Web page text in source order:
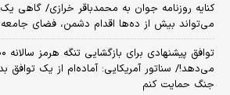
کنایه روزنامه جوان به محمدباقر خرازی/ گاهی
می‌تواند بیش از ده‌ها اقدام دشمن، فضای جامعه
می‌دهد!/ سناتور آمریکایی: آماده‌ام از یک توافق
جنگ حمایت کنم